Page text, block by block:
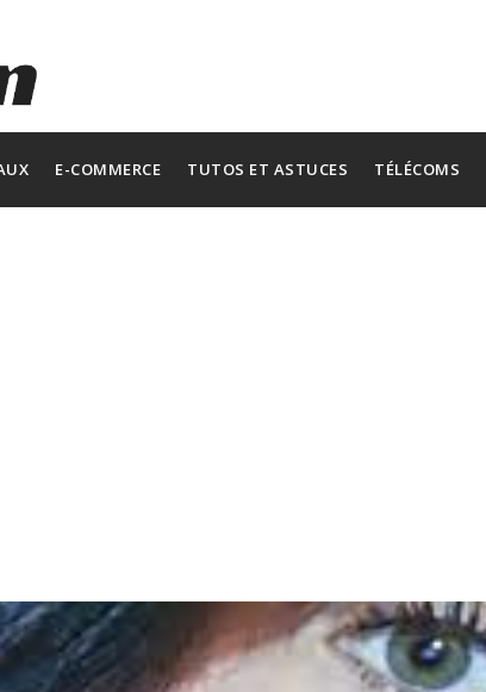
E-COMMERCE TUTOS ET ASTUCES TÉLÉCOMS